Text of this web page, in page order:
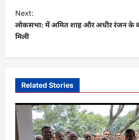
s
t
n
a
g
a
t
Next:
लोकसभा: में अमित शाह और अधीर रंजन के
मिली
Related Stories